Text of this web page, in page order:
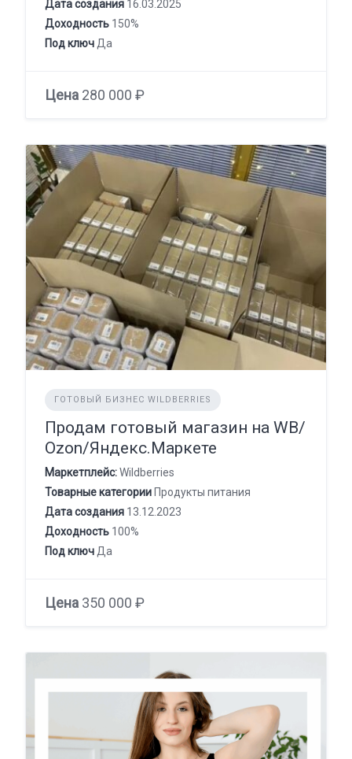
Дата создания 16.03.2025
Доходность 150%
Под ключ Да
Цена 280 000 ₽
ГОТОВЫЙ БИЗНЕС WILDBERRIES
Продам готовый магазин на WB/
Оzon/Яндекс.Маркете
Маркетплейс:Wildberries
Товарные категории Продукты питания
Дата создания 13.12.2023
Доходность 100%
Под ключ Да
Цена 350 000 ₽